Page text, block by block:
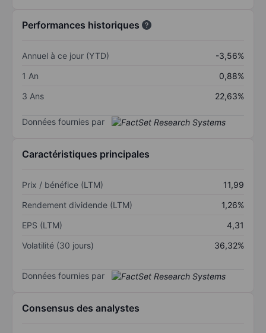
Performances historiques
Annuel à ce jour (YTD)
-3,56%
1 An
0,88%
3 Ans
22,63%
Données fournies par
Caractéristiques principales
Prix / bénéfice (LTM)
11,99
Rendement dividende (LTM)
1,26%
EPS (LTM)
4,31
Volatilité (30 jours)
36,32%
Données fournies par
Consensus des analystes